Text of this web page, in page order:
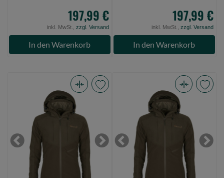
197,99 €
inkl. MwSt., zzgl. Versand
In den Warenkorb
197,99 €
inkl. MwSt., zzgl. Versand
In den Warenkorb
Caribou
Hunt
Extreme
Women
Previous Next
Caribou
Hunt
Extreme
Women
Previous Next